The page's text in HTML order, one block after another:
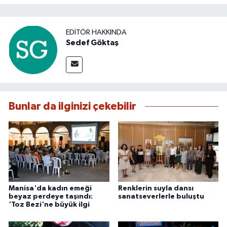
EDITÖR HAKKINDA
Sedef Göktaş
Bunlar da ilginizi çekebilir
Manisa'da kadın emeği
beyaz perdeye taşındı:
'Toz Bezi'ne büyük ilgi
Renklerin suyla dansı
sanatseverlerle buluştu